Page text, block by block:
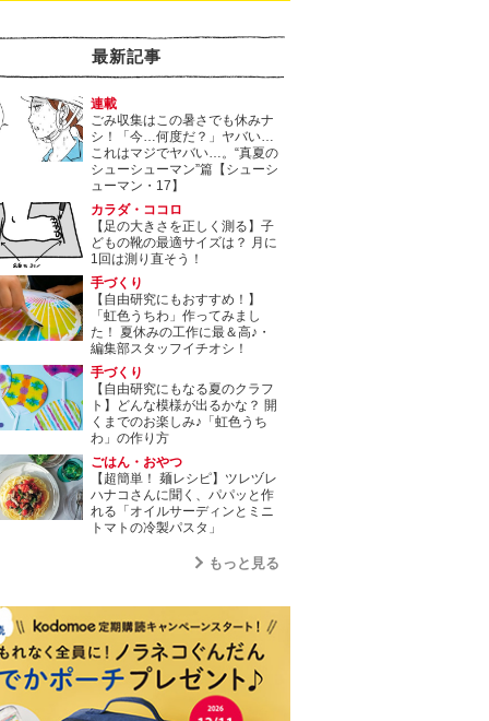
最新記事
連載
ごみ収集はこの暑さでも休みナ
シ！「今…何度だ？」ヤバい…
これはマジでヤバい…。“真夏の
シューシューマン”篇【シューシ
ューマン・17】
カラダ・ココロ
【足の大きさを正しく測る】子
どもの靴の最適サイズは？ 月に
1回は測り直そう！
手づくり
【自由研究にもおすすめ！】
「虹色うちわ」作ってみまし
た！ 夏休みの工作に最＆高♪・
編集部スタッフイチオシ！
手づくり
【自由研究にもなる夏のクラフ
ト】どんな模様が出るかな？ 開
くまでのお楽しみ♪「虹色うち
わ」の作り方
ごはん・おやつ
【超簡単！ 麺レシピ】ツレヅレ
ハナコさんに聞く、パパッと作
れる「オイルサーディンとミニ
トマトの冷製パスタ」
もっと見る